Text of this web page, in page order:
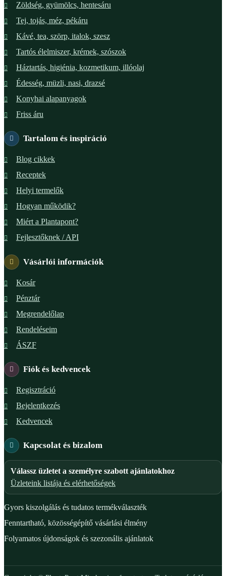
XI. ker. – Lemérem
XVIII. ker. – Eni Mag-ház
Zöldség, gyümölcs, hentesáru
Tej, tojás, méz, pékáru
Kávé, tea, szörp, italok, szesz
Tartós élelmiszer, krémek, szószok
Háztartás, higiénia, kozmetikum, illóolaj
Édesség, müzli, nasi, drazsé
Konyhai alapanyagok
Friss áru
Tartalom és inspiráció
Blog cikkek
Receptek
Helyi termelők
Hogyan működik?
Miért a Plantapont?
Fejlesztőknek / API
Vásárlói információk
Kosár
Pénztár
Megrendelőlap
Rendeléseim
ÁSZF
Fiók és kedvencek
Regisztráció
Bejelentkezés
Kedvencek
Kapcsolat és bizalom
Válassz üzletet a személyre szabott ajánlatokhoz
Üzleteink listája és elérhetőségek
Gyors kiszolgálás és tudatos termékválaszték
Fenntartható, közösségépítő vásárlási élmény
Folyamatos újdonságok és szezonális ajánlatok